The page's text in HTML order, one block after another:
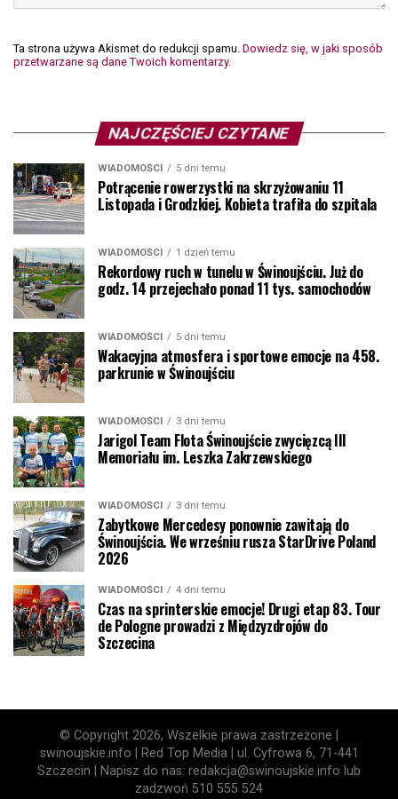
Ta strona używa Akismet do redukcji spamu. Dowiedz się, w jaki sposób
przetwarzane są dane Twoich komentarzy.
NAJCZĘŚCIEJ CZYTANE
WIADOMOŚCI 5 dni temu
Potrącenie rowerzystki na skrzyżowaniu 11
Listopada i Grodzkiej. Kobieta trafiła do szpitala
WIADOMOŚCI 1 dzień temu
Rekordowy ruch w tunelu w Świnoujściu. Już do
godz. 14 przejechało ponad 11 tys. samochodów
WIADOMOŚCI 5 dni temu
Wakacyjna atmosfera i sportowe emocje na 458.
parkrunie w Świnoujściu
WIADOMOŚCI 3 dni temu
Jarigol Team Flota Świnoujście zwycięzcą III
Memoriału im. Leszka Zakrzewskiego
WIADOMOŚCI 3 dni temu
Zabytkowe Mercedesy ponownie zawitają do
Świnoujścia. We wrześniu rusza StarDrive Poland
2026
WIADOMOŚCI 4 dni temu
Czas na sprinterskie emocje! Drugi etap 83. Tour
de Pologne prowadzi z Międzyzdrojów do
Szczecina
© Copyright 2026, Wszelkie prawa zastrzeżone |
swinoujskie.info | Red Top Media | ul. Cyfrowa 6, 71-441
Szczecin | Napisz do nas: redakcja@swinoujskie.info lub
zadzwoń 510 555 524